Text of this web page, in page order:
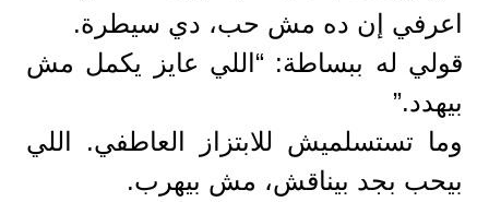
اعرفي إن ده مش حب، دي سيطرة.
قولي له ببساطة: “اللي عايز يكمل مش
بيهدد.”
وما تستسلميش للابتزاز العاطفي. اللي
بيحب بجد بيناقش، مش بيهرب.